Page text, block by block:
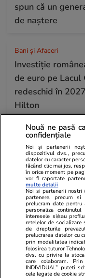
spun că un
de naștere
Bani și Afaceri
Investiție
de euro pe
redeschid în
Hilton
Horoscop
Horoscop
perioada 1 – 7
zodia Balanței
Nouă ne pasă
confidențiale
Noi și partenerii
dispozitivul dvs.,
datelor cu caracter
făcând clic mai jos,
în orice moment pe
vor fi raportate
multe detalii
Noi si partenerii nostri
partenere, precum
prelucram date
personaliza
interesele si/sau
retelelor de socializare
de drepturile
prelucrarea datelor cu
prin modalitatea
folosirea tuturor
dvs. cu privire la
care colaboram.
INDIVIDUAL” puteti
cele legate de cookie